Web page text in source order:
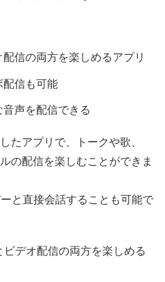
信の両方を楽しめるアプリ
配信も可能
声を配信できる
たアプリで、トークや歌、
の配信を楽しむことができま
と直接会話することも可能で
デオ配信の両方を楽しめる